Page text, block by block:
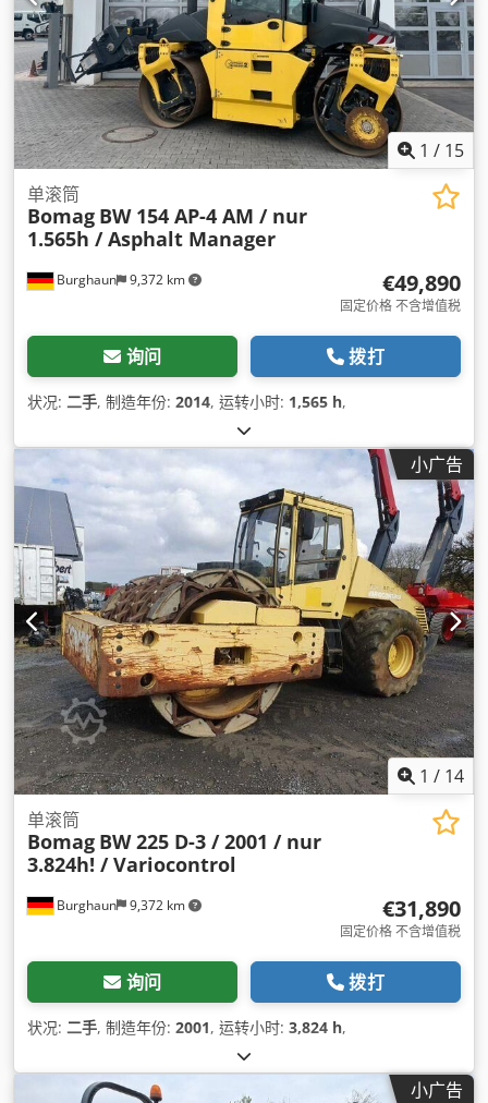
1 / 15
Burghaun 9,372 km
单滚筒
Bomag BW 154 AP-4 AM / nur
1.565h / Asphalt Manager
€49,890
固定价格 不含增值税
询问 拨打
状况: 二手, 制造年份: 2014, 运转小时: 1,565 h,
小广告
1 / 14
Burghaun 9,372 km
单滚筒
Bomag BW 225 D-3 / 2001 / nur
3.824h! / Variocontrol
€31,890
固定价格 不含增值税
询问 拨打
状况: 二手, 制造年份: 2001, 运转小时: 3,824 h,
小广告